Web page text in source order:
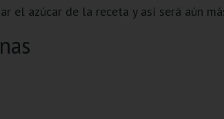
el azúcar de la receta y así será aún